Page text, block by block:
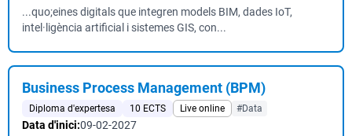
...quo;eines digitals que integren models BIM, dades IoT,
intel·ligència artificial i sistemes GIS, con...
Business Process Management (BPM)
Diploma d'expertesa 10 ECTS Live online #Data
Data d'inici:09-02-2027